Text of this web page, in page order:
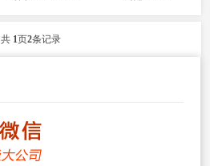
共 1页2条记录